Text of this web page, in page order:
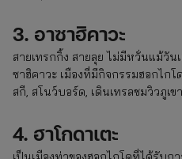
3. อาซาฮิคาวะ
สายเทรกกิ้ง สายลุย ไม่มีหวั่นแม้วั
ซาฮิคาวะ เมืองที่มีกิจกรรมฮอกไก
สกี, สโนว์บอร์ด, เดินเทรลชมวิวภูเข
4. ฮาโกดาเตะ